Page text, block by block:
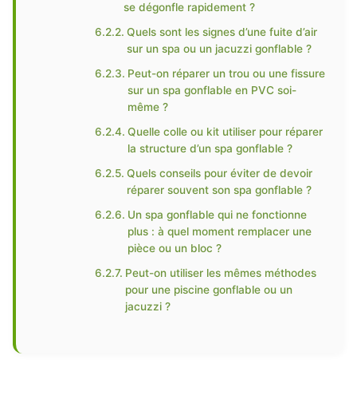
se dégonfle rapidement ?
Quels sont les signes d’une fuite d’air
sur un spa ou un jacuzzi gonflable ?
Peut-on réparer un trou ou une fissure
sur un spa gonflable en PVC soi-
même ?
Quelle colle ou kit utiliser pour réparer
la structure d’un spa gonflable ?
Quels conseils pour éviter de devoir
réparer souvent son spa gonflable ?
Un spa gonflable qui ne fonctionne
plus : à quel moment remplacer une
pièce ou un bloc ?
Peut-on utiliser les mêmes méthodes
pour une piscine gonflable ou un
jacuzzi ?